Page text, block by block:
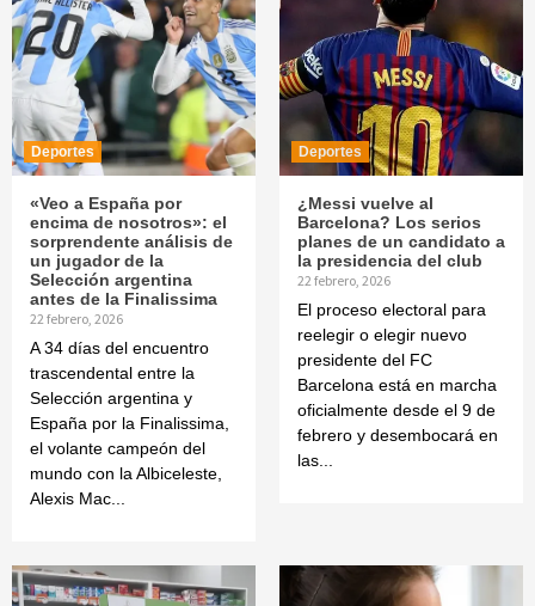
Deportes
«Veo a España por
encima de nosotros»: el
sorprendente análisis de
un jugador de la
Selección argentina
antes de la Finalissima
22 febrero, 2026
A 34 días del encuentro
trascendental entre la
Selección argentina y
España por la Finalissima,
el volante campeón del
mundo con la Albiceleste,
Alexis Mac...
Deportes
¿Messi vuelve al
Barcelona? Los serios
planes de un candidato a
la presidencia del club
22 febrero, 2026
El proceso electoral para
reelegir o elegir nuevo
presidente del FC
Barcelona está en marcha
oficialmente desde el 9 de
febrero y desembocará en
las...